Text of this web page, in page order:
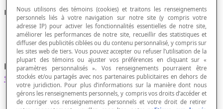
Hauteur d'un trapèze
Distance entre les deux côtés parallèles d'un
trapèze .
Nous utilisons des témoins (cookies) et traitons les renseignements
personnels liés à votre navigation sur notre site (y compris votre
adresse IP) pour activer les fonctionnalités essentielles de notre site,
améliorer les performances de notre site, recueillir des statistiques et
diffuser des publicités ciblées ou du contenu personnalisé, y compris sur
les sites web de tiers. Vous pouvez accepter ou refuser l’utilisation de la
plupart des témoins ou ajuster vos préférences en cliquant sur «
paramètres personnalisés ». Vos renseignements pourraient être
stockés et/ou partagés avec nos partenaires publicitaires en dehors de
votre juridiction. Pour plus d’informations sur la manière dont nous
gérons les renseignements personnels, y compris vos droits d’accéder et
de corriger vos renseignements personnels et votre droit de retirer